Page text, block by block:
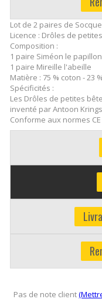
Lot de 2 paires de
Licence : Drôles de
Composition :
1 paire Siméon le papillon
1 paire Mireille l'abeille
Matière : 75 % coton - 23
Spécificités :
Les Drôles de petites
inventé par Antoon
Conforme aux normes
Pas de note client